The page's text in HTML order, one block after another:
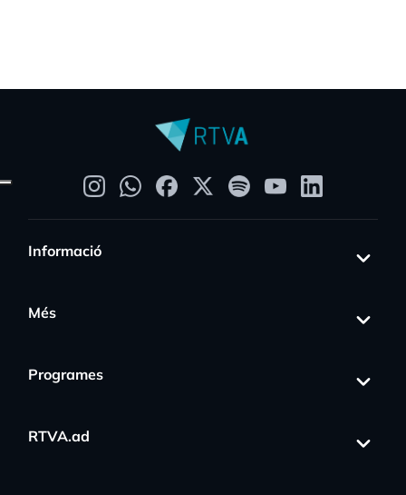
Informació
Més
Programes
RTVA.ad